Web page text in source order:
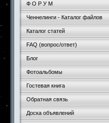
Ф О Р У М
Ченнелинги - Каталог файлов
Каталог статей
FAQ (вопрос/ответ)
Блог
Фотоальбомы
Гостевая книга
Обратная связь
Доска объявлений